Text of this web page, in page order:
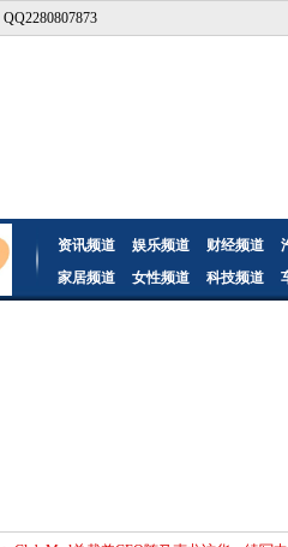
QQ2280807873
资讯频道 娱乐频道 财经频道
家居频道
女性频道 科技频道